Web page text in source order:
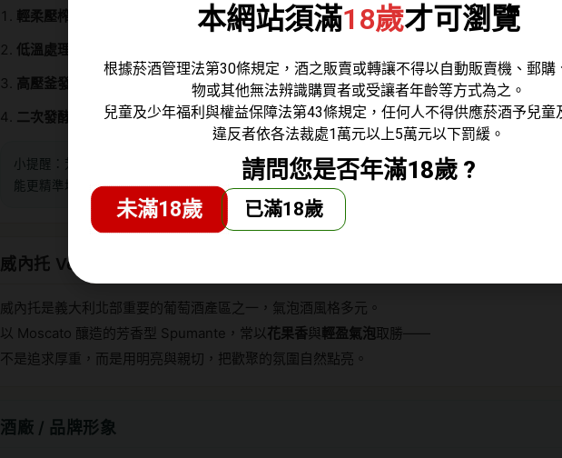
本網站須滿18歲才可瀏覽
根據菸酒管理法第30條規定，酒之販賣或轉讓不得以自動販賣機、郵購
物或其他無法辨識購買者或受讓者年齡等方式為之。
兒童及少年福利與權益保障法第43條規定，任何人不得供應菸酒予兒童
違反者依各法裁處1萬元以上5萬元以下罰緩。
請問您是否年滿18歲 ?
未滿18歲 已滿18歲
輕柔壓榨：
採收後將壓碎葡萄進行輕壓，取得細緻汁液。
低溫處理：
高壓釜發酵：
置入高壓釜並控制溫度接近 15°C，啟動選定酵母的酒精發酵。
二次發酵與冷卻中斷：進行二次發酵後以冷卻方式中斷發酵，保留天然甜美與芳香。
小提醒：芳香型 Moscato 的魅力在於「香氣」與「甜度」的自然延伸；冷卻中斷發酵的處理，
能更精準地把葡萄的果香停留在理想的位置，讓甜感更乾淨、氣泡更輕盈。
威內托 Veneto 的清新氣泡語彙
威內托是義大利北部重要的葡萄酒產區之一，氣泡酒風格多元。
以 Moscato 釀造的芳香型 Spumante，常以花果香與輕盈氣泡取勝——
不是追求厚重，而是用明亮與親切，把歡聚的氛圍自然點亮。
酒廠 / 品牌形象